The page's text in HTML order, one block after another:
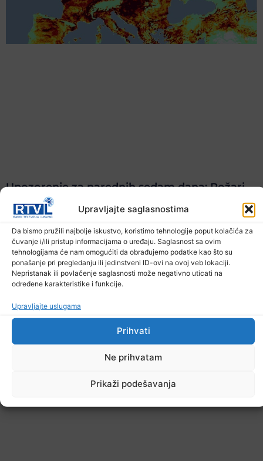
Upravljajte saglasnostima
Da bismo pružili najbolje iskustvo, koristimo tehnologije poput kolačića za
čuvanje i/ili pristup informacijama o uređaju. Saglasnost sa ovim
tehnologijama će nam omogućiti da obrađujemo podatke kao što su
ponašanje pri pregledanju ili jedinstveni ID-ovi na ovoj veb lokaciji.
Nepristanak ili povlačenje saglasnosti može negativno uticati na
određene karakteristike i funkcije.
Upravljajte uslugama
Prihvati
Ne prihvatam
Prikaži podešavanja
Upozorenje za narednih sedam dana: Požari
prijete Balkanu, u rizičnoj zoni nalazi se i BiH
6. Augusta 2026.